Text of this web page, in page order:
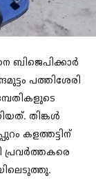
പത്തിശേരി
തിങ്കൾ
കളത്തട്ടിന്‌
പ്രവർത്തകരെ